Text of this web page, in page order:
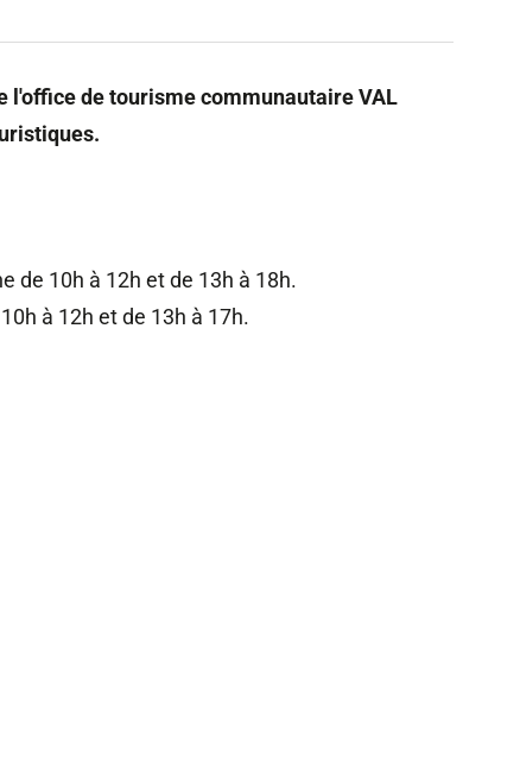
l'office de tourisme communautaire VAL
de 10h à 12h et de 13h à 18h.
à 12h et de 13h à 17h.